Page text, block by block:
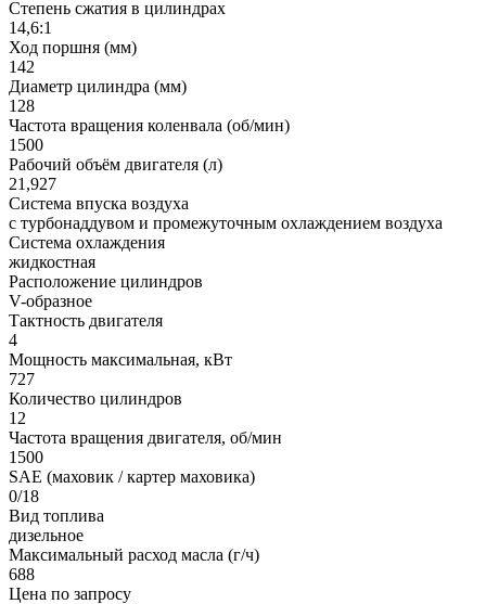
Степень сжатия в цилиндрах
14,6:1
Ход поршня (мм)
142
Диаметр цилиндра (мм)
128
Частота вращения коленвала (об/мин)
1500
Рабочий объём двигателя (л)
21,927
Система впуска воздуха
с турбонаддувом и промежуточным охлаждением воздуха
Система охлаждения
жидкостная
Расположение цилиндров
V-образное
Тактность двигателя
4
Мощность максимальная, кВт
727
Количество цилиндров
12
Частота вращения двигателя, об/мин
1500
SAE (маховик / картер маховика)
0/18
Вид топлива
дизельное
Максимальный расход масла (г/ч)
688
Цена по запросу